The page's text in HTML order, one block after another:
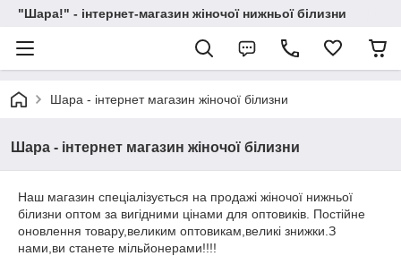
"Шара!" - інтернет-магазин жіночої нижньої білизни
Шара - інтернет магазин жіночої білизни
Шара - інтернет магазин жіночої білизни
Наш магазин спеціалізується на продажі жіночої нижньої
білизни оптом за вигідними цінами для оптовиків. Постійне
оновлення товару,великим оптовикам,великі знижки.З
нами,ви станете мільйонерами!!!!